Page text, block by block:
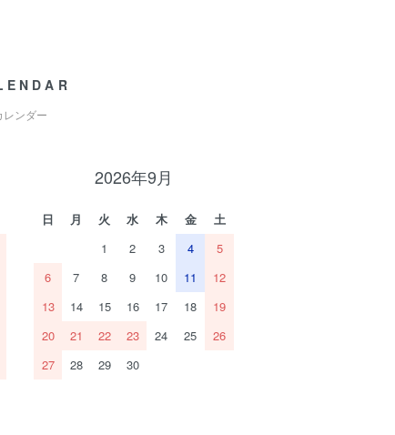
レンダー
2026年9月
日 月 火 水 木 金
土
1
2 3 4
5
6
7 8 9 10 11
12
13
14 15 16 17 18
19
20
21 22 23 24 25
26
27
28 29 30